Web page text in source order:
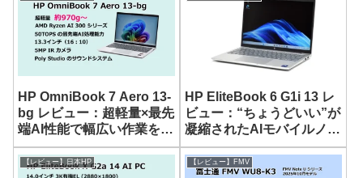
HP OmniBook 7 Aero 13-
bg レビュー：超軽量×最先
端AI性能で幅広い作業を快
適にこなす 13.3型モバイ
ルノート
HP EliteBook 6 G1i 13 レ
ビュー：“ちょうどいい”が
凝縮されたAIモバイルノー
ト
【レビュー】日本HP 【レビュー】FMV